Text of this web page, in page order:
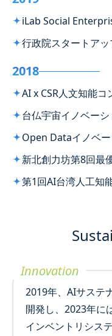
iLab Social
行政院スタートア
2018
AI x CSR人文知能コ
台仏宇宙イノベー
Open Dataイノベ
新北創力坊第8回最
第1回AI台湾人工知
Innovation
2019年、AIサステ
開発し、2023年に
インベントリシス